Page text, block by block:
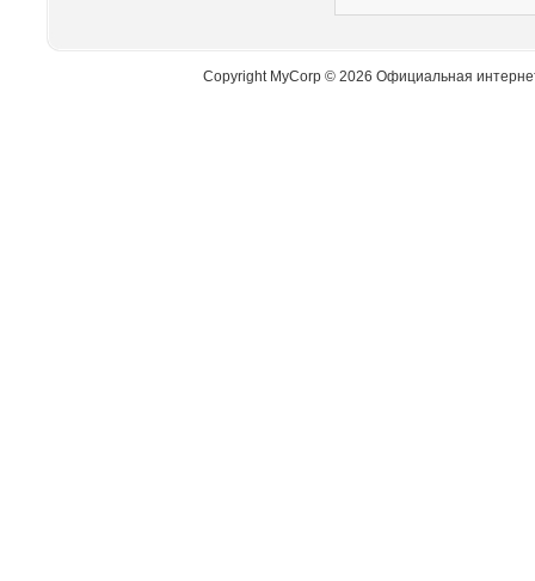
Copyright MyCorp © 2026 Официальная